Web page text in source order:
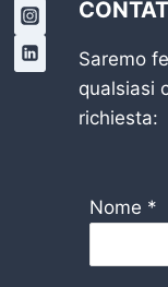
Saremo
qualsiasi
richiesta:
Nome *